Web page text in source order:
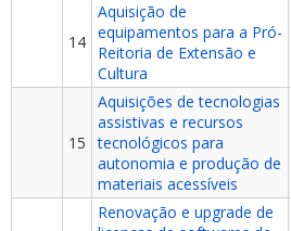
14
Aquisição de
equipamentos para a Pró-
Reitoria de Extensão e
Cultura
15
Aquisições de tecnologias
assistivas e recursos
tecnológicos para
autonomia e produção de
materiais acessíveis
Renovação e upgrade de